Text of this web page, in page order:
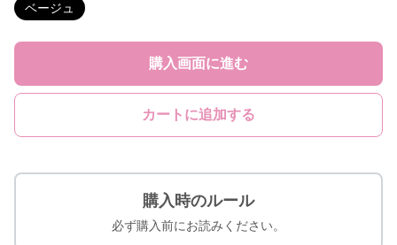
ベージュ
購入画面に進む
カートに追加する
購入時のルール
必ず購入前にお読みください。